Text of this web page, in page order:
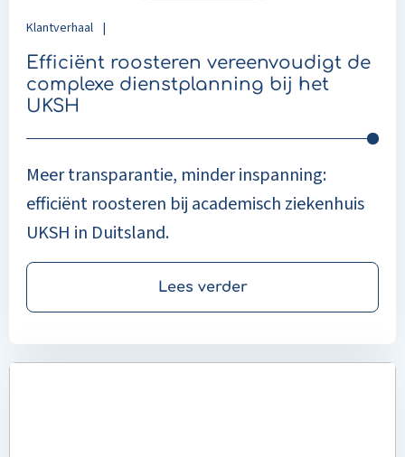
Klantverhaal |
Efficiënt roosteren vereenvoudigt de
complexe dienstplanning bij het
UKSH
Meer transparantie, minder inspanning:
efficiënt roosteren bij academisch ziekenhuis
UKSH in Duitsland.
Lees verder
Read